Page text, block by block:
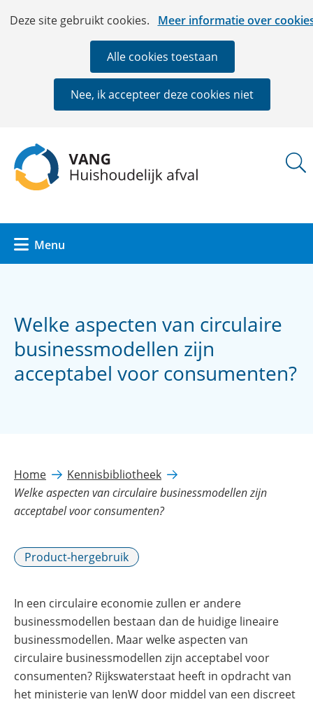
Cookies
Deze site gebruikt cookies. Meer informatie over
Hier
deze
website
worden
of
geweigerd.
Alle cookies toestaan
Nee, ik accepteer deze cookies niet
Ga
de
inhoud
Menu
Welke aspecten van circulaire
businessmodellen zijn
acceptabel voor consumenten?
Home
Kennisbibliotheek
Welke aspecten van circulaire businessmodellen zijn
acceptabel voor consumenten?
Product-hergebruik
In een circulaire economie zullen er andere
businessmodellen bestaan dan de huidige lineaire
businessmodellen. Maar welke aspecten van
circulaire businessmodellen zijn acceptabel voor
consumenten? Rijkswaterstaat heeft in opdracht van
het ministerie van IenW door middel van een discreet